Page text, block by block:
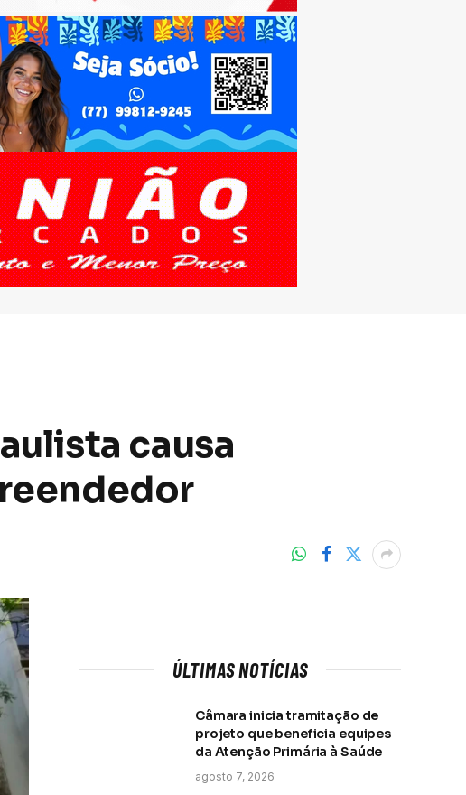
causa
ÚLTIMAS NOTÍCIAS
Câmara inicia tramitação de
projeto que beneficia equipes
da Atenção Primária à Saúde
agosto 7, 2026